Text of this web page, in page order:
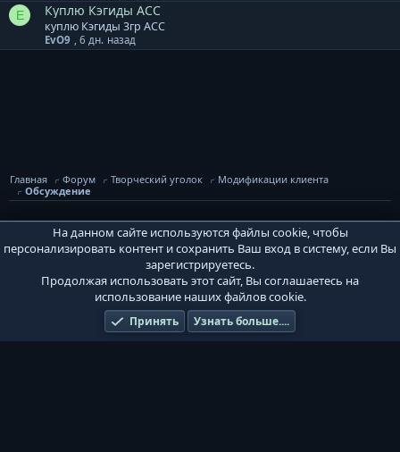
E Куплю Кэгиды АСС
куплю Кэгиды 3гр АСС
EvO9 , 6 дн. назад
Главная Форум Творческий уголок
Модификации клиента
Обсуждение
PVPWaR Base
Политика конфиденциальности
Главная
R
Community platform by XenForo® © 2010-2026 XenForo Ltd.
PvPWaR. Design by novice321.
На данном сайте используются файлы cookie, чтобы
персонализировать контент и сохранить Ваш вход в систему, если Вы
зарегистрируетесь.
Продолжая использовать этот сайт, Вы соглашаетесь на
использование наших файлов cookie.
Принять Узнать больше....